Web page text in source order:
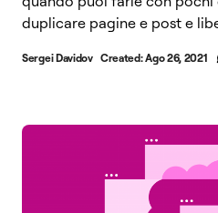
duplicare pagine e post e
Sergei Davidov Created:Ago 26, 2021